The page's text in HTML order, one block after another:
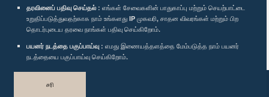
தரவினைப் பதிவு செய்தல் : எங்கள் சேவைகளின் பாதுகாப்பு மற்றும் செயற்பாட்டை
உறுதிப்படுத்துவதற்காக நாம் உங்களது IP முகவரி, சாதன விவரங்கள் மற்றும் பிற
தொடர்புடைய தரவை நாங்கள் பதிவு செய்கிறோம்.
பயனர் நடத்தை பகுப்பாய்வு : எமது இணையத்தளத்தை மேம்படுத்த நாம் பயனர்
நடத்தையை பகுப்பாய்வு செய்கிறோம்.
சரி
விருதுகள்
தனியுரிமைக் கொள்கை